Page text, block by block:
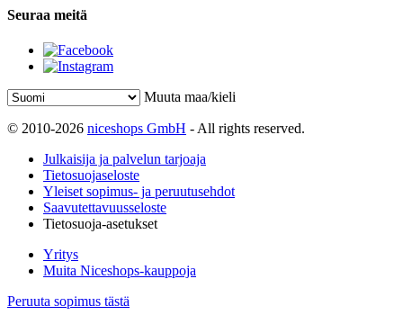
Seuraa meitä
Muuta maa/kieli
© 2010-2026 niceshops GmbH - All rights reserved.
Julkaisija ja palvelun tarjoaja
Tietosuojaseloste
Yleiset sopimus- ja peruutusehdot
Saavutettavuusseloste
Tietosuoja-asetukset
Yritys
Muita Niceshops-kauppoja
Peruuta sopimus tästä